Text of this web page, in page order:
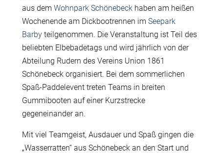
aus dem Wohnpark Schönebeckhaben am heißen
Wochenende am Dickbootrennen im Seepark
Barbyteilgenommen. Die Veranstaltung ist Teil des
beliebten Elbebadetags und wird jährlich von der
Abteilung Rudern des Vereins Union 1861
Schönebeck organisiert. Bei dem sommerlichen
Spaß-Paddelevent treten Teams in breiten
Gummibooten auf einer Kurzstrecke
gegeneinander an.
Mit viel Teamgeist, Ausdauer und Spaß gingen die
„Wasserratten“ aus Schönebeck an den Start und